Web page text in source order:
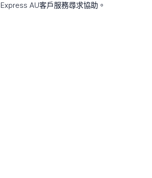
AU客戶服務尋求協助。